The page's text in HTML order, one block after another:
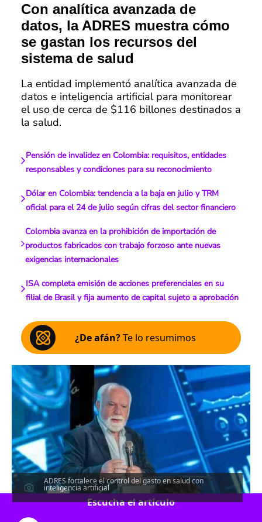
Con analítica avanzada de
datos, la ADRES muestra cómo
se gastan los recursos del
sistema de salud
La entidad implementó analítica avanzada de
datos e inteligencia artificial para monitorear
el uso de cerca de $116 billones destinados a
la salud.
Pensión de invalidez en Colombia: requisitos, entidades
responsables y condiciones para su reconocimiento
Dólar en Colombia: tendencia a la baja en julio y TRM
oficial para el 24 de julio según cifras del sector financiero
Colombia avanza en la prohibición de importación de
productos fabricados con trabajo forzoso ante nuevas
exigencias internacionales
ISA completa emisión de acciones preferenciales en su
filial de Brasil y fija aumento de capital sujeto a aprobación
¿De afán?Te lo resumimos
ADRES fortalece el control del gasto en salud con
inteligencia artificial
Escucha el artículo